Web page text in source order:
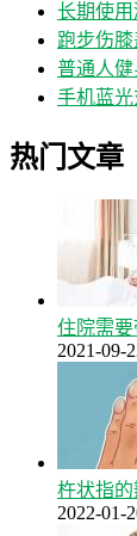
长期使用
跑步伤膝
普通人健
手机蓝光
热门文章
住院需要
2021-09-
杵状指
2022-01-